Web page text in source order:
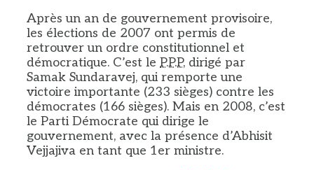
Après un an de gouvernement provisoire,
les élections de 2007 ont permis de
retrouver un ordre constitutionnel et
démocratique. C’est le P.P.P, dirigé par
Samak Sundaravej, qui remporte une
victoire importante (233 sièges) contre les
démocrates (166 sièges). Mais en 2008, c’est
le Parti Démocrate qui dirige le
gouvernement, avec la présence d’Abhisit
Vejjajiva en tant que 1er ministre.